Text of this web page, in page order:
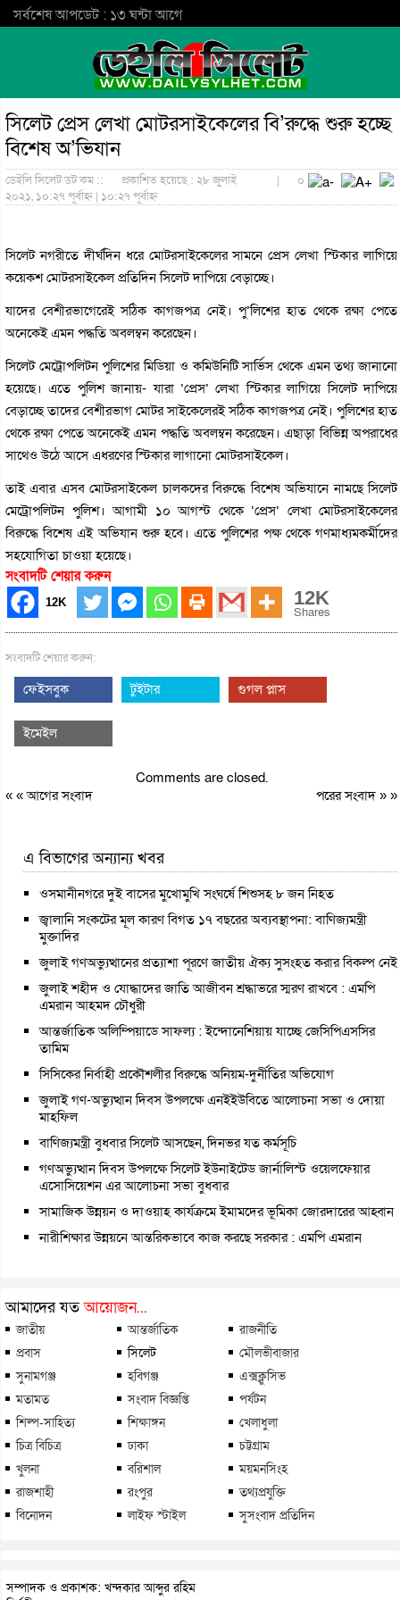
সর্বশেষ আপডেট : ১৩ ঘন্টা আগে
সিলেট প্রেস লেখা মোটরসাইকেলের বি’রুদ্ধে শুরু হচ্ছে
বিশেষ অ’ভিযান
ডেইলি সিলেট ডট কম ::
প্রকাশিত হয়েছে : ২৮ জুলাই
২০২১, ১০:২৭ পূর্বাহ্ন | ১০:২৭ পূর্বাহ্ন
| ০
সিলেট নগরীতে দীর্ঘদিন ধরে মোটরসাইকেলের সামনে প্রেস লেখা স্টিকার লাগিয়ে
কয়েকশ মোটরসাইকেল প্রতিদিন সিলেট দাপিয়ে বেড়াচ্ছে।
যাদের বেশীরভাগেরেই সঠিক কাগজপত্র নেই। পু’লিশের হাত থেকে রক্ষা পেতে
অনেকেই এমন পদ্ধতি অবলম্বন করেছেন।
সিলেট মেট্রোপলিটন পুলিশের মিডিয়া ও কমিউনিটি সার্ভিস থেকে এমন তথ্য জানানো
হয়েছে। এতে পুলিশ জানায়- যারা ‘প্রেস’ লেখা স্টিকার লাগিয়ে সিলেট দাপিয়ে
বেড়াচ্ছে তাদের বেশীরভাগ মোটর সাইকেলেরই সঠিক কাগজপত্র নেই। পুলিশের হাত
থেকে রক্ষা পেতে অনেকেই এমন পদ্ধতি অবলম্বন করেছেন। এছাড়া বিভিন্ন অপরাধের
সাথেও উঠে আসে এধরণের স্টিকার লাগানো মোটরসাইকেল।
তাই এবার এসব মোটরসাইকেল চালকদের বিরুদ্ধে বিশেষ অভিযানে নামছে সিলেট
মেট্রোপলিটন পুলিশ। আগামী ১০ আগস্ট থেকে ‘প্রেস’ লেখা মোটরসাইকেলের
বিরুদ্ধে বিশেষ এই অভিযান শুরু হবে। এতে পুলিশের পক্ষ থেকে গণমাধ্যমকর্মীদের
সহযোগিতা চাওয়া হয়েছে।
সংবাদটি শেয়ার করুন
12K 12K
Shares
সংবাদটি শেয়ার করুন:
ফেইসবুক টুইটার গুগল প্লাস
ইমেইল
Comments are closed.
« «আগের সংবাদ পরের সংবাদ» »
এ বিভাগের অন্যান্য খবর
ওসমানীনগরে দুই বাসের মুখোমুখি সংঘর্ষে শিশুসহ ৮ জন নিহত
জ্বালানি সংকটের মূল কারণ বিগত ১৭ বছরের অব্যবস্থাপনা: বাণিজ্যমন্ত্রী
মুক্তাদির
জুলাই গণঅভ্যুত্থানের প্রত্যাশা পূরণে জাতীয় ঐক্য সুসংহত করার বিকল্প নেই
জুলাই শহীদ ও যোদ্ধাদের জাতি আজীবন শ্রদ্ধাভরে স্মরণ রাখবে : এমপি
এমরান আহমদ চৌধুরী
আন্তর্জাতিক অলিম্পিয়াডে সাফল্য : ইন্দোনেশিয়ায় যাচ্ছে জেসিপিএসসির
তামিম
সিসিকের নির্বাহী প্রকৌশলীর বিরুদ্ধে অনিয়ম-দুর্নীতির অভিযোগ
জুলাই গণ-অভ্যুত্থান দিবস উপলক্ষে এনইইউবিতে আলোচনা সভা ও দোয়া
মাহফিল
বাণিজ্যমন্ত্রী বুধবার সিলেট আসছেন, দিনভর যত কর্মসূচি
গণঅভ্যুত্থান দিবস উপলক্ষে সিলেট ইউনাইটেড জার্নালিস্ট ওয়েলফেয়ার
এসোসিয়েশন এর আলোচনা সভা বুধবার
সামাজিক উন্নয়ন ও দাওয়াহ কার্যক্রমে ইমামদের ভূমিকা জোরদারের আহ্বান
নারীশিক্ষার উন্নয়নে আন্তরিকভাবে কাজ করছে সরকার : এমপি এমরান
আমাদের যতআয়োজন...
জাতীয় আন্তর্জাতিক
রাজনীতি
প্রবাস
সিলেট
মৌলভীবাজার
সুনামগঞ্জ
হবিগঞ্জ
এক্সক্লুসিভ
মতামত
সংবাদ বিজ্ঞপ্তি
পর্যটন
শিল্প-সাহিত্য
শিক্ষাঙ্গন
খেলাধুলা
চিত্র বিচিত্র
ঢাকা
চট্টগ্রাম
খুলনা
বরিশাল
ময়মনসিংহ
রাজশাহী
রংপুর
তথ্যপ্রযুক্তি
বিনোদন
লাইফ স্টাইল সুসংবাদ প্রতিদিন
সম্পাদক ও প্রকাশক: খন্দকার আব্দুর রহিম